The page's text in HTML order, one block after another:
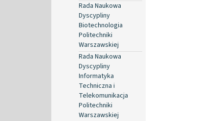
Rada Naukowa
Dyscypliny
Biotechnologia
Politechniki
Warszawskiej
Rada Naukowa
Dyscypliny
Informatyka
Techniczna i
Telekomunikacja
Politechniki
Warszawskiej